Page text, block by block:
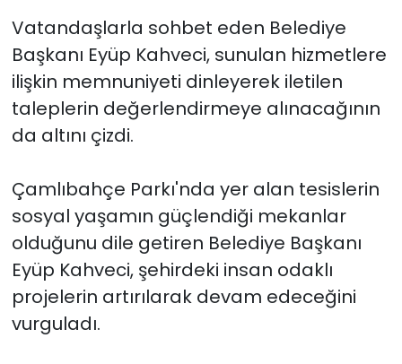
Vatandaşlarla sohbet eden Belediye
Başkanı Eyüp Kahveci, sunulan hizmetlere
ilişkin memnuniyeti dinleyerek iletilen
taleplerin değerlendirmeye alınacağının
da altını çizdi.
Çamlıbahçe Parkı'nda yer alan tesislerin
sosyal yaşamın güçlendiği mekanlar
olduğunu dile getiren Belediye Başkanı
Eyüp Kahveci, şehirdeki insan odaklı
projelerin artırılarak devam edeceğini
vurguladı.